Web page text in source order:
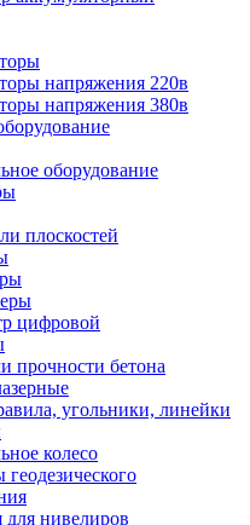
напряжения 220в
напряжения 380в
оборудование
плоскостей
цифровой
прочности бетона
угольники, линейки
колесо
нивелиров